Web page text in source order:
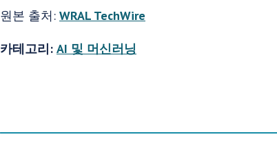
원본 출처: WRAL TechWire
카테고리: AI 및 머신러닝